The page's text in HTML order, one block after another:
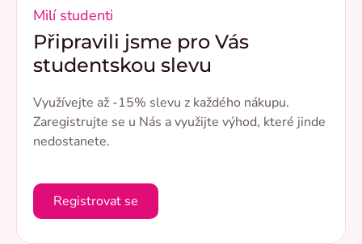
Milí studenti
Připravili jsme pro Vás
studentskou slevu
Využívejte až -15% slevu z každého nákupu.
Zaregistrujte se u Nás a využijte výhod, které jinde
nedostanete.
Registrovat se